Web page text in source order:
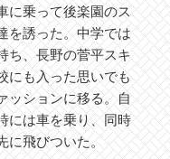
に乗って後楽園のス
を誘った。中学では
ち、長野の菅平スキ
にも入った思いでも
ッションに移る。自
には車を乗り、同時
に飛びついた。